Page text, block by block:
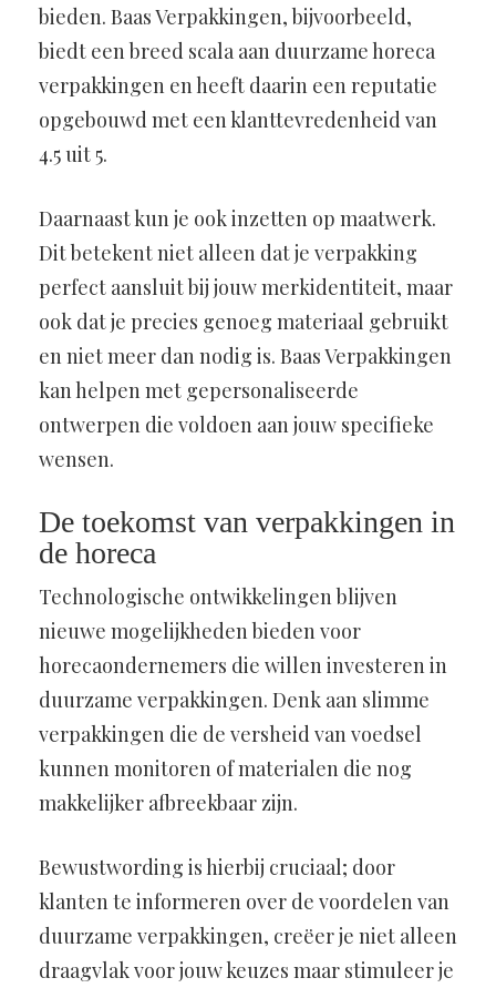
bieden. Baas Verpakkingen, bijvoorbeeld,
biedt een breed scala aan duurzame horeca
verpakkingen en heeft daarin een reputatie
opgebouwd met een klanttevredenheid van
4.5 uit 5.
Daarnaast kun je ook inzetten op maatwerk.
Dit betekent niet alleen dat je verpakking
perfect aansluit bij jouw merkidentiteit, maar
ook dat je precies genoeg materiaal gebruikt
en niet meer dan nodig is. Baas Verpakkingen
kan helpen met gepersonaliseerde
ontwerpen die voldoen aan jouw specifieke
wensen.
De toekomst van verpakkingen in
de horeca
Technologische ontwikkelingen blijven
nieuwe mogelijkheden bieden voor
horecaondernemers die willen investeren in
duurzame verpakkingen. Denk aan slimme
verpakkingen die de versheid van voedsel
kunnen monitoren of materialen die nog
makkelijker afbreekbaar zijn.
Bewustwording is hierbij cruciaal; door
klanten te informeren over de voordelen van
duurzame verpakkingen, creëer je niet alleen
draagvlak voor jouw keuzes maar stimuleer je